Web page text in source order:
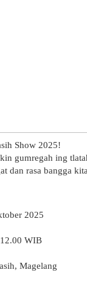
Show 2025!
gumregah ing
dan rasa bangga
2025
WIB
Magelang